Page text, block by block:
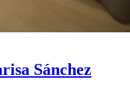
Sánchez